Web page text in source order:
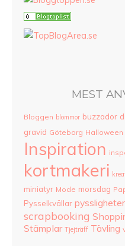
MEST
Bloggen blommor buzzador
gravid Göteborg Halloween
Inspiration
kortmakeri
miniatyr Mode morsdag
Pysselkvällar pyssligheter
scrapbooking
Stämplar Tjejträff Tävling